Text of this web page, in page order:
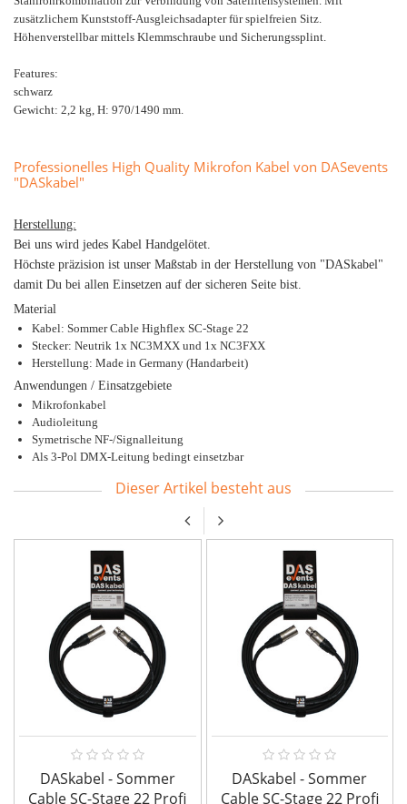
zusätzlichem Kunststoff-Ausgleichsadapter für spielfreien Sitz.
Höhenverstellbar mittels Klemmschraube und Sicherungssplint.
Features:
schwarz
Gewicht: 2,2 kg, H: 970/1490 mm.
Professionelles High Quality Mikrofon Kabel von DASevents
"DASkabel"
Herstellung:
Bei uns wird jedes Kabel Handgelötet.
Höchste präzision ist unser Maßstab in der Herstellung von "DASkabel"
damit Du bei allen Einsetzen auf der sicheren Seite bist.
Material
Kabel: Sommer Cable Highflex SC-Stage 22
Stecker: Neutrik 1x NC3MXX und 1x NC3FXX
Herstellung: Made in Germany (Handarbeit)
Anwendungen / Einsatzgebiete
Mikrofonkabel
Audioleitung
Symetrische NF-/Signalleitung
Als 3-Pol DMX-Leitung bedingt einsetzbar
Dieser Artikel besteht aus
DASkabel - Sommer
Cable SC-Stage 22 Profi
DASkabel - Sommer
Cable SC-Stage 22 Profi